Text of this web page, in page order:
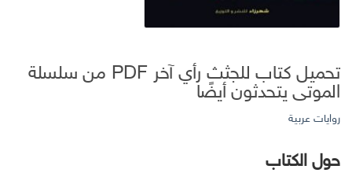
تحميل كتاب للجثث رأي آخر PDF من سلسلة
الموتى يتحدثون أيضًا
روايات عربية
حول الكتاب